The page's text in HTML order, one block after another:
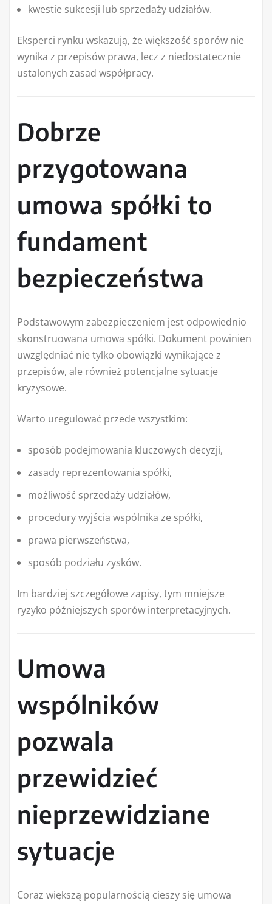
kwestie sukcesji lub sprzedaży udziałów.
Eksperci rynku wskazują, że większość sporów nie
wynika z przepisów prawa, lecz z niedostatecznie
ustalonych zasad współpracy.
Dobrze
przygotowana
umowa spółki to
fundament
bezpieczeństwa
Podstawowym zabezpieczeniem jest odpowiednio
skonstruowana umowa spółki. Dokument powinien
uwzględniać nie tylko obowiązki wynikające z
przepisów, ale również potencjalne sytuacje
kryzysowe.
Warto uregulować przede wszystkim:
sposób podejmowania kluczowych decyzji,
zasady reprezentowania spółki,
możliwość sprzedaży udziałów,
procedury wyjścia wspólnika ze spółki,
prawa pierwszeństwa,
sposób podziału zysków.
Im bardziej szczegółowe zapisy, tym mniejsze
ryzyko późniejszych sporów interpretacyjnych.
Umowa
wspólników
pozwala
przewidzieć
nieprzewidziane
sytuacje
Coraz większą popularnością cieszy się umowa